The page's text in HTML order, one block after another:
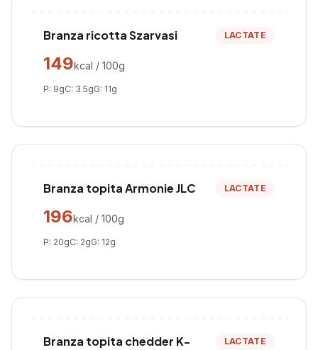
Branza ricotta Szarvasi LACTATE
149kcal / 100g
P: 9gC: 3.5gG: 11g
Branza topita Armonie JLC LACTATE
196kcal / 100g
P: 20gC: 2gG: 12g
Branza topita chedder K-
LACTATE